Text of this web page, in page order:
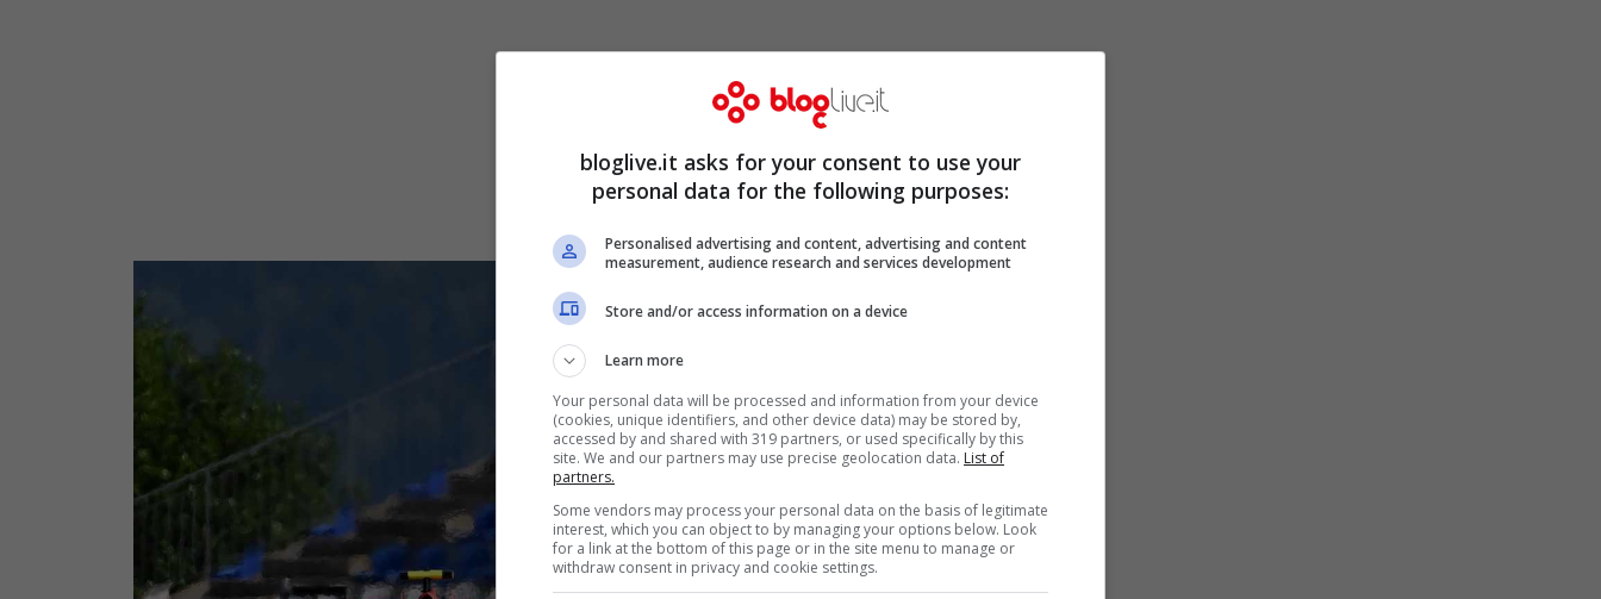
bloglive.it asks for your consent to use your
personal data for the following purposes:
Personalised advertising and content, advertising and content
measurement, audience research and services development
Store and/or access information on a device
Learn more
Your personal data will be processed and information from your device
(cookies, unique identifiers, and other device data) may be stored by,
accessed by and shared with 319 partners, or used specifically by this
site. We and our partners may use precise geolocation data. List of
partners.
Some vendors may process your personal data on the basis of legitimate
interest, which you can object to by managing your options below. Look
for a link at the bottom of this page or in the site menu to manage or
withdraw consent in privacy and cookie settings.